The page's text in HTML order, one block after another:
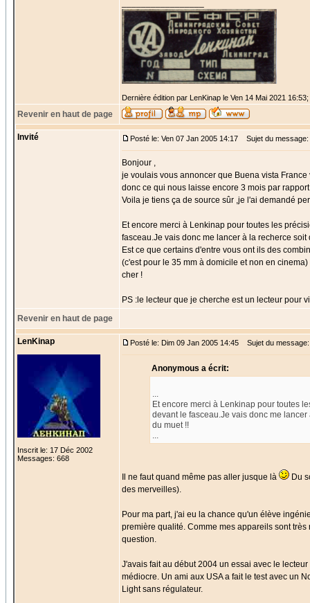
Dernière édition par LenKinap le Ven 14 Mai 2021
Revenir en haut de page
Invité Posté le: Ven 07 Jan 2005 14:17 Sujet du message:
Bonjour ,
je voulais vous annoncer que Buena vista
donc ce qui nous laisse encore 3 mois par
Voila je tiens ça de source sûr ,je l'ai demandé
Et encore merci à Lenkinap pour toutes les
fasceau.Je vais donc me lancer à la recherce
Est ce que certains d'entre vous ont ils des
(c'est pour le 35 mm à domicile et non en
cher !
PS :le lecteur que je cherche est un lecteur pour
Revenir en haut de page
LenKinap
Inscrit le: 17 Déc 2002
Messages: 668
Posté le: Dim 09 Jan 2005 14:45 Sujet du message:
Anonymous a écrit:
...
Et encore merci à Lenkinap pour toutes
devant le fasceau.Je vais donc me
du muet !!
...
Il ne faut quand même pas aller jusque là
Du
des merveilles).
Pour ma part, j'ai eu la chance qu'un élève
première qualité. Comme mes appareils sont
question.
J'avais fait au début 2004 un essai avec le
médiocre. Un ami aux USA a fait le test avec un
Light sans régulateur.